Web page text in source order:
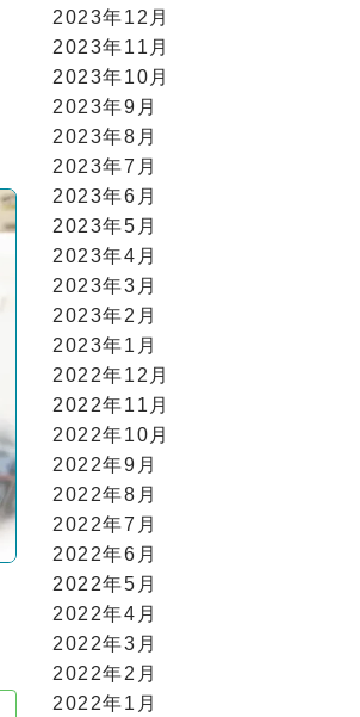
2023年12月
2023年11月
2023年10月
2023年9月
2023年8月
2023年7月
2023年6月
2023年5月
2023年4月
2023年3月
2023年2月
2023年1月
2022年12月
2022年11月
2022年10月
2022年9月
2022年8月
2022年7月
2022年6月
2022年5月
2022年4月
2022年3月
2022年2月
2022年1月